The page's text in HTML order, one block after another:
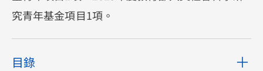
究青年基金項目1項。
目錄